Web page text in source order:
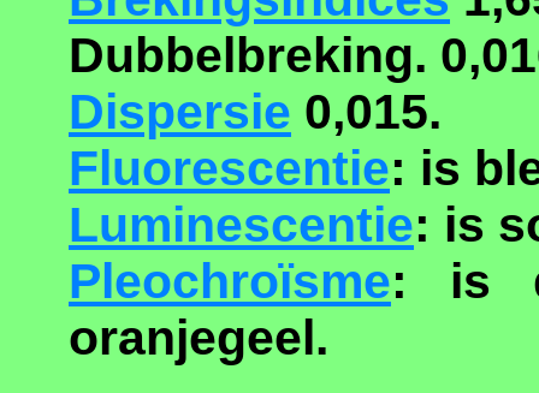
Dubbelbreking.
Dispersie 0,015.
Fluorescentie: is
Luminescentie: is
Pleochroïsme: is
oranjegeel.